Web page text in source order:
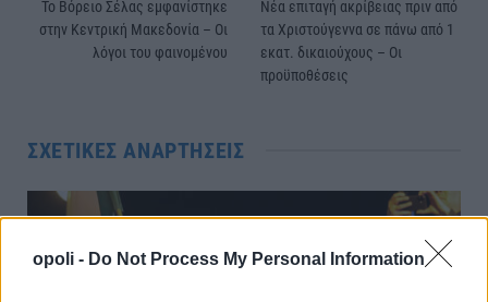
opoli - Do Not Process My Personal Information
Το Βόρειο Σέλας εμφανίστηκε
στην Κεντρική Μακεδονία – Oι
λόγοι του φαινομένου
Νέα επιταγή ακρίβειας πριν από
τα Χριστούγεννα σε πάνω από 1
εκατ. δικαιούχους – Οι
προϋποθέσεις
ΣΧΕΤΙΚΈΣ ΑΝΑΡΤΉΣΕΙΣ